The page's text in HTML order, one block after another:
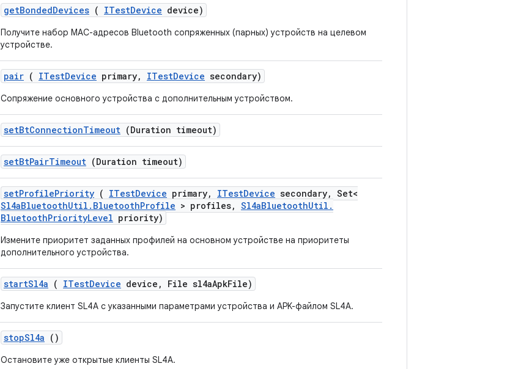
getBondedDevices ( ITestDevice device)
Получите набор MAC-адресов Bluetooth сопряженных (парных) устройств на целевом
устройстве.
pair ( ITestDevice primary, ITestDevice secondary)
Сопряжение основного устройства с дополнительным устройством.
setBtConnectionTimeout (Duration timeout)
setBtPairTimeout (Duration timeout)
setProfilePriority ( ITestDevice primary, ITestDevice secondary, Set<
Sl4aBluetoothUtil . BluetoothProfile > profiles, Sl4aBluetoothUtil .
BluetoothPriorityLevel priority)
Измените приоритет заданных профилей на основном устройстве на приоритеты
дополнительного устройства.
startSl4a ( ITestDevice device , File sl4aApkFile)
Запустите клиент SL4A с указанными параметрами устройства и APK-файлом SL4A.
stopSl4a ()
Остановите уже открытые клиенты SL4A.